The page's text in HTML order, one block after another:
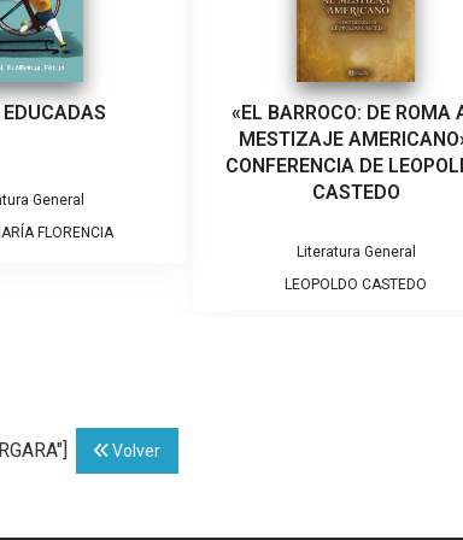
General
FLORENCIA
«EL BARROCO: DE ROMA
MESTIZAJE
CONFERENCIA DE
CASTEDO
Literatura General
LEOPOLDO CASTEDO
Volver